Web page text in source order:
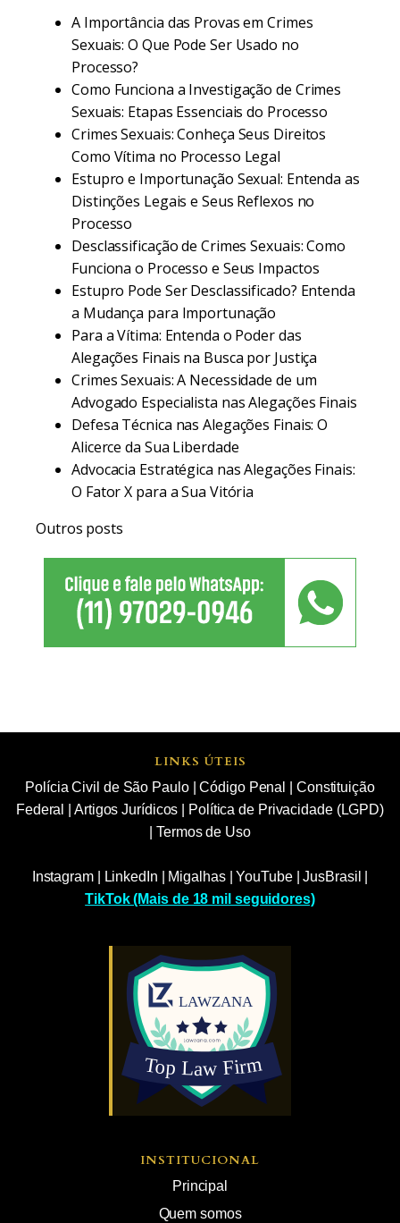
A Importância das Provas em Crimes
Sexuais: O Que Pode Ser Usado no
Processo?
Como Funciona a Investigação de Crimes
Sexuais: Etapas Essenciais do Processo
Crimes Sexuais: Conheça Seus Direitos
Como Vítima no Processo Legal
Estupro e Importunação Sexual: Entenda as
Distinções Legais e Seus Reflexos no
Processo
Desclassificação de Crimes Sexuais: Como
Funciona o Processo e Seus Impactos
Estupro Pode Ser Desclassificado? Entenda
a Mudança para Importunação
Para a Vítima: Entenda o Poder das
Alegações Finais na Busca por Justiça
Crimes Sexuais: A Necessidade de um
Advogado Especialista nas Alegações Finais
Defesa Técnica nas Alegações Finais: O
Alicerce da Sua Liberdade
Advocacia Estratégica nas Alegações Finais:
O Fator X para a Sua Vitória
Outros posts
LINKS ÚTEIS
Polícia Civil de São Paulo|Código Penal
Constituição
Federal
Artigos Jurídicos
Política de Privacidade (LGPD)
|Termos de Uso
Instagram| LinkedIn Migalhas|YouTube|JusBrasil
TikTok (Mais de 18 mil seguidores)
INSTITUCIONAL
Principal
Quem somos